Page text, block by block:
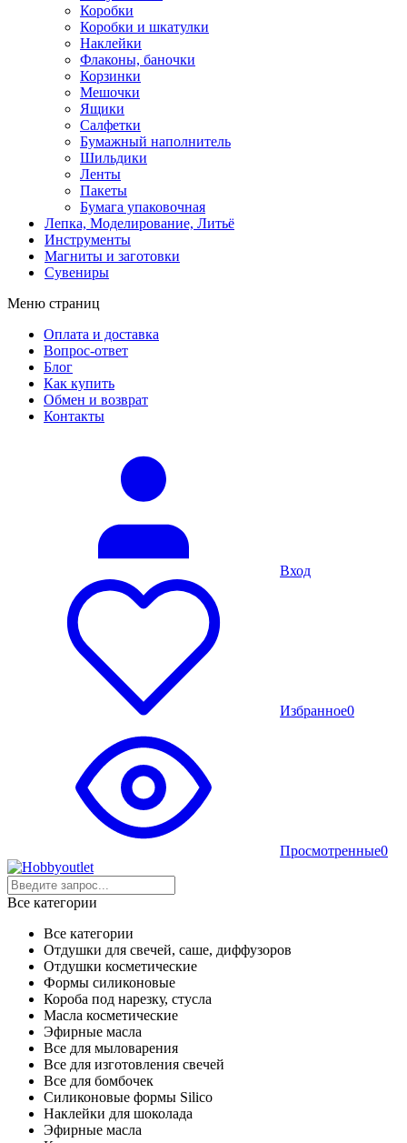
Коробки
Коробки и шкатулки
Наклейки
Флаконы, баночки
Корзинки
Мешочки
Ящики
Салфетки
Бумажный наполнитель
Шильдики
Ленты
Пакеты
Бумага упаковочная
Лепка, Моделирование, Литьё
Инструменты
Магниты и заготовки
Сувениры
Меню страниц
Оплата и доставка
Вопрос-ответ
Блог
Как купить
Обмен и возврат
Контакты
Вход
Избранное0
Просмотренные0
Все категории
Все категории
Отдушки для свечей, саше, диффузоров
Отдушки косметические
Формы силиконовые
Короба под нарезку, стусла
Масла косметические
Эфирные масла
Все для мыловарения
Все для изготовления свечей
Все для бомбочек
Силиконовые формы Silico
Наклейки для шоколада
Эфирные масла